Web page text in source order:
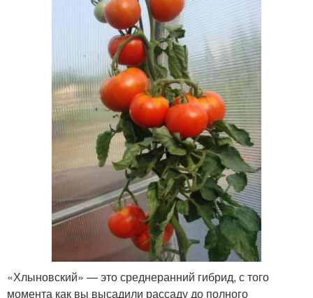
«Хлыновский» — это среднеранний гибрид, с того
момента как вы высадили рассаду до полного